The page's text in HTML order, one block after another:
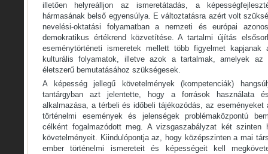
illetően helyreálljon az ismeretátadás, a
hármasának belső egyensúlya. E változtatásra azért volt
nevelési-oktatási folyamatban a nemzeti és európai
demokratikus értékrend közvetítése. A tartalmi újítás
eseménytörténeti ismeretek mellett több figyelmet kapjanak
kulturális folyamatok, illetve azok a tartalmak, amelyek az
életszerű bemutatásához szükségesek.
A képesség jellegű követelmények (kompetenciák)
tantárgyban azt jelentette, hogy a források használata
alkalmazása, a térbeli és időbeli tájékozódás, az
történelmi események és jelenségek problémaközpontú
célként fogalmazódott meg. A vizsgaszabályzat két szinten
követelményeit. Kiindulópontja az, hogy középszinten a mai
ember történelmi ismereteit és képességeit kell